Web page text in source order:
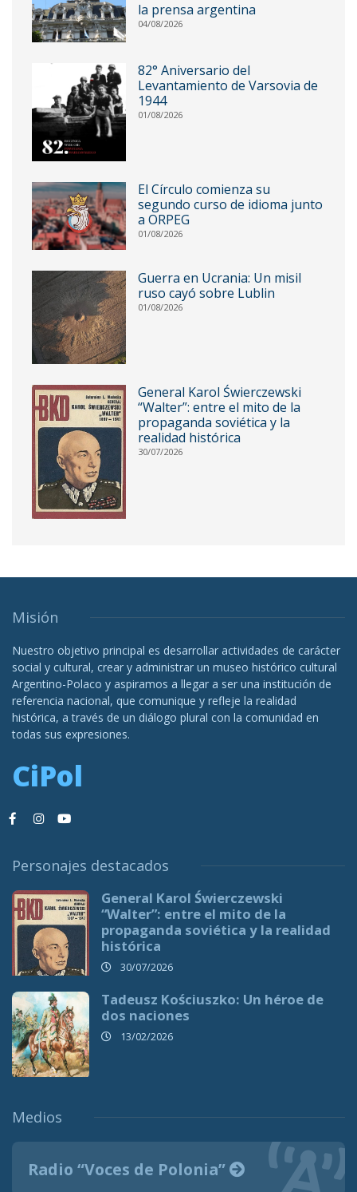
la prensa argentina
04/08/2026
82° Aniversario del
Levantamiento de Varsovia de
1944
01/08/2026
El Círculo comienza su
segundo curso de idioma junto
a ORPEG
01/08/2026
Guerra en Ucrania: Un misil
ruso cayó sobre Lublin
01/08/2026
General Karol Świerczewski
“Walter”: entre el mito de la
propaganda soviética y la
realidad histórica
30/07/2026
Misión
Nuestro objetivo principal es desarrollar actividades de carácter
social y cultural, crear y administrar un museo histórico cultural
Argentino-Polaco y aspiramos a llegar a ser una institución de
referencia nacional, que comunique y refleje la realidad
histórica, a través de un diálogo plural con la comunidad en
todas sus expresiones.
CiPol
Personajes destacados
General Karol Świerczewski
“Walter”: entre el mito de la
propaganda soviética y la realidad
histórica
30/07/2026
Tadeusz Kościuszko: Un héroe de
dos naciones
13/02/2026
Medios
Radio “Voces de Polonia”